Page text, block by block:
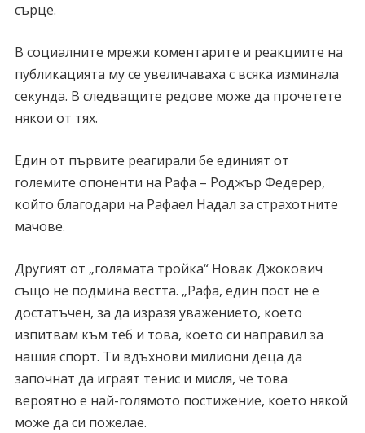
сърце.
В социалните мрежи коментарите и реакциите на
публикацията му се увеличаваха с всяка изминала
секунда. В следващите редове може да прочетете
някои от тях.
Един от първите реагирали бе единият от
големите опоненти на Рафа – Роджър Федерер,
който благодари на Рафаел Надал за страхотните
мачове.
Другият от „голямата тройка“ Новак Джокович
също не подмина вестта. „Рафа, един пост не е
достатъчен, за да изразя уважението, което
изпитвам към теб и това, което си направил за
нашия спорт. Ти вдъхнови милиони деца да
започнат да играят тенис и мисля, че това
вероятно е най-голямото постижение, което някой
може да си пожелае.